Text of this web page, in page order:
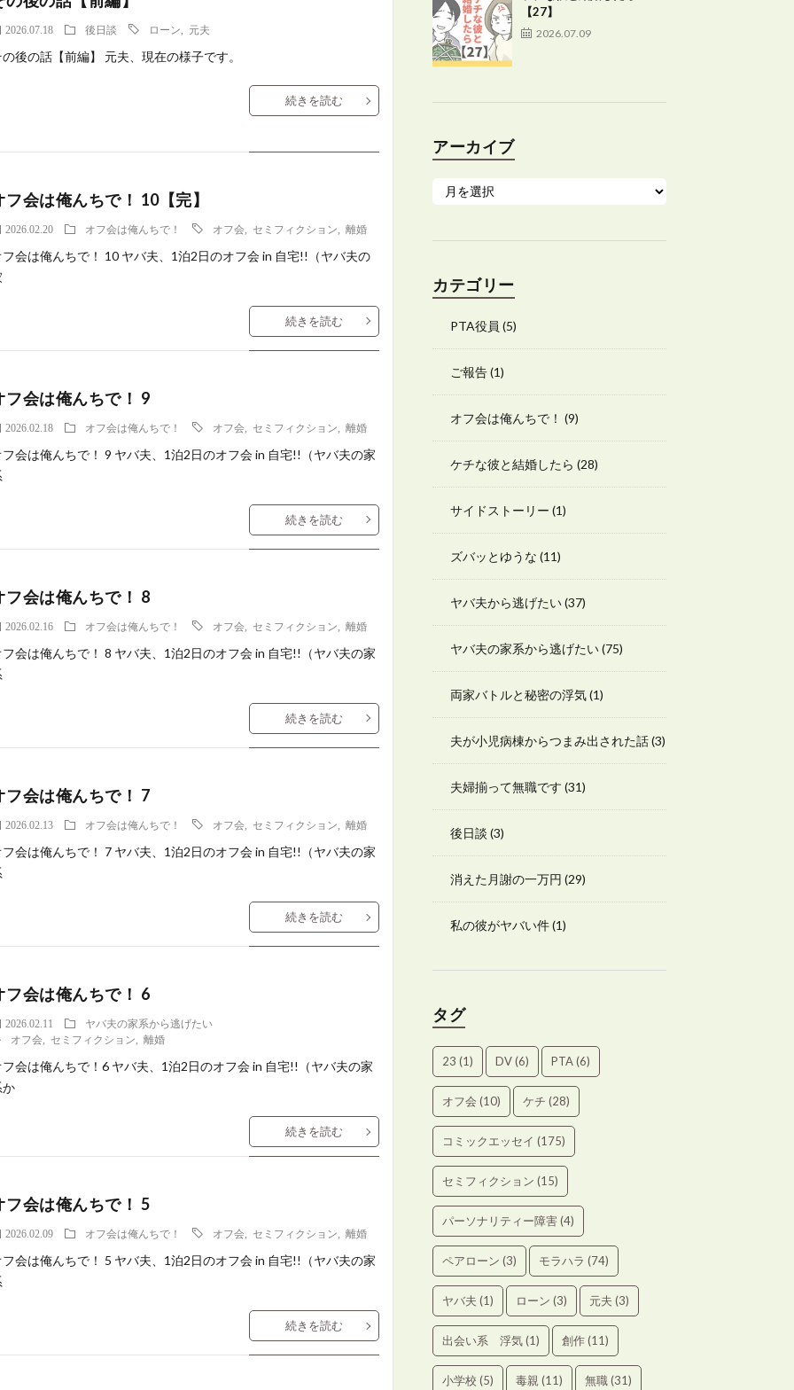
2026.07.18 後日談 ローン 元夫
後の話【前編】 元夫、現在の様子です。
続きを読む
フ会は俺んちで！ 10【完】
2026.02.20 オフ会は俺んちで！ オフ会, セミフィクション 離婚
会は俺んちで！ 10 ヤバ夫、1泊2日のオフ会 in 自宅!!（ヤバ夫の
続きを読む
フ会は俺んちで！ 9
2026.02.18 オフ会は俺んちで！ オフ会, セミフィクション 離婚
会は俺んちで！ 9 ヤバ夫、1泊2日のオフ会 in 自宅!!（ヤバ夫の家
続きを読む
フ会は俺んちで！ 8
2026.02.16 オフ会は俺んちで！ オフ会, セミフィクション 離婚
会は俺んちで！ 8 ヤバ夫、1泊2日のオフ会 in 自宅!!（ヤバ夫の家
続きを読む
フ会は俺んちで！ 7
2026.02.13 オフ会は俺んちで！ オフ会, セミフィクション 離婚
会は俺んちで！ 7 ヤバ夫、1泊2日のオフ会 in 自宅!!（ヤバ夫の家
続きを読む
フ会は俺んちで！ 6
2026.02.11
ヤバ夫の家系から逃げたい
オフ会, セミフィクション 離婚
会は俺んちで！6 ヤバ夫、1泊2日のオフ会 in 自宅!!（ヤバ夫の家
続きを読む
フ会は俺んちで！ 5
2026.02.09 オフ会は俺んちで！ オフ会, セミフィクション 離婚
会は俺んちで！ 5 ヤバ夫、1泊2日のオフ会 in 自宅!!（ヤバ夫の家
続きを読む
【27】
2026.07.09
アーカイブ
カテゴリー
PTA役員 (5)
ご報告(1)
オフ会は俺んちで！ (9)
ケチな彼と結婚したら (28)
サイドストーリー (1)
ズバッとゆうな (11)
ヤバ夫から逃げたい(37)
ヤバ夫の家系から逃げたい(75)
両家バトルと秘密の浮気(1)
夫が小児病棟からつまみ出された話(3)
夫婦揃って無職です (31)
後日談 (3)
消えた月謝の一万円 (29)
私の彼がヤバい件(1)
タグ
23 (1) DV(6) PTA(6)
オフ会 (10) ケチ (28)
コミックエッセイ (175)
セミフィクション (15)
パーソナリティー障害(4)
ペアローン (3) モラハラ (74)
ヤバ夫 (1) ローン (3) 元夫 (3)
出会い系 浮気(1) 創作(11)
小学校 (5) 毒親 (11) 無職(31)